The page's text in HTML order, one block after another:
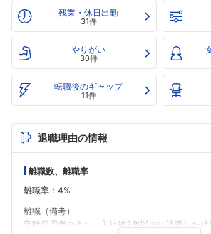
残業・休日出勤
31件
やりがい
30件
転職後のギャップ
11件
退職理由の情報
離職数、離職率
離職率：4%
離職（備考）
定時採用者のうち、入社後3年以内に退職した社